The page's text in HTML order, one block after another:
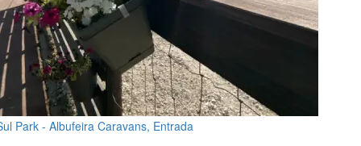
Park - Albufeira Caravans, Entrada